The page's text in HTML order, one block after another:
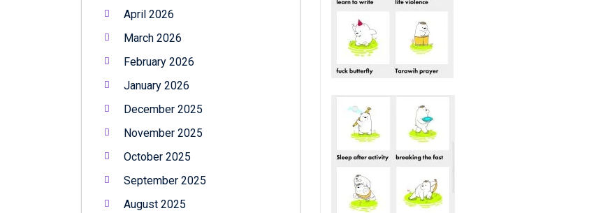
April 2026
March 2026
February 2026
January 2026
December 2025
November 2025
October 2025
September 2025
August 2025